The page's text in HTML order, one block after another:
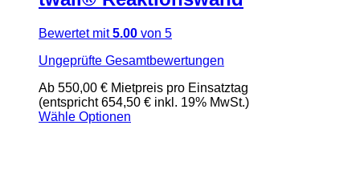
Bewertet mit5.00 von 5
Ungeprüfte Gesamtbewertungen
Ab 550,00 € Mietpreis pro Einsatztag
(entspricht 654,50 € inkl. 19% MwSt.)
Wähle Optionen